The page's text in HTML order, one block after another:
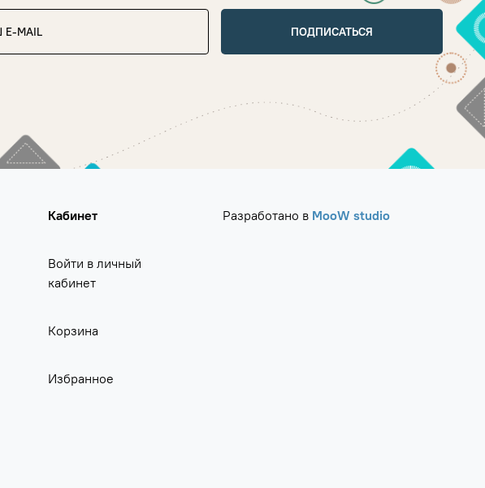
ПОДПИСАТЬСЯ
Кабинет
Войти в личный
кабинет
Корзина
Избранное
Разработано в MooW studio